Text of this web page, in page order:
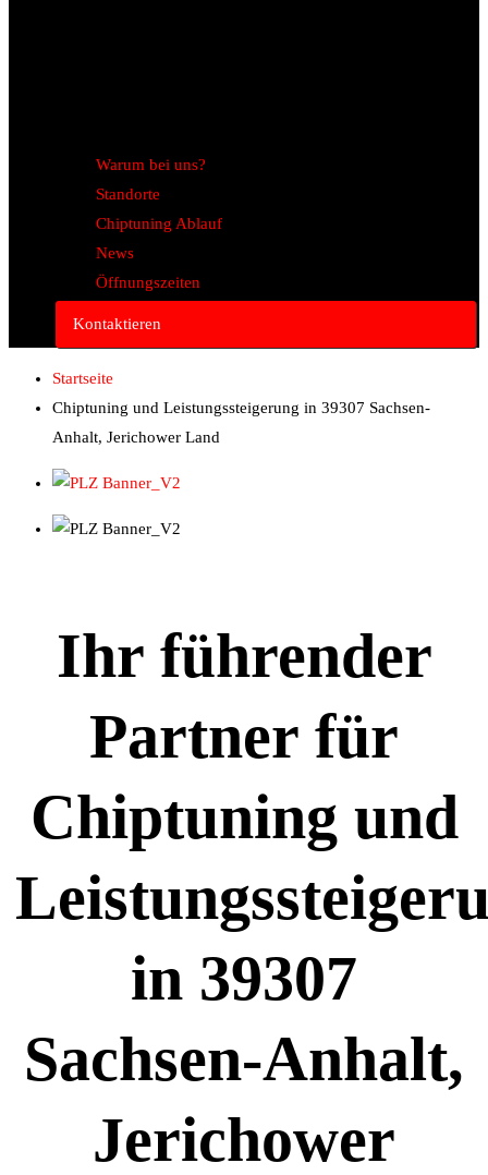
Warum bei uns?
Standorte
Chiptuning Ablauf
News
Öffnungszeiten
Kontaktieren
Startseite
Chiptuning und Leistungssteigerung in 39307 Sachsen-
Anhalt, Jerichower Land
Ihr führender
Partner für
Chiptuning und
in 39307
Sachsen-Anhalt,
Jerichower